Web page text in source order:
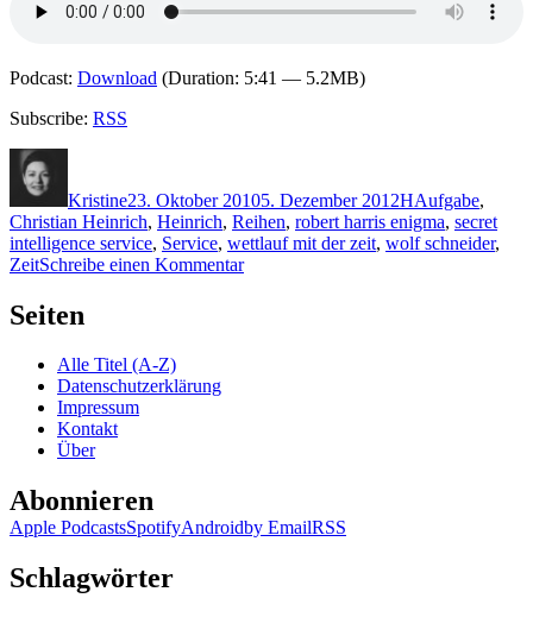
Podcast: Download (Duration: 5:41 — 5.2MB)
Subscribe: RSS
Kristine23. Oktober 20105. Dezember 2012HAufgabe,
Christian Heinrich, Heinrich, Reihen, robert harris enigma, secret
intelligence service, Service, wettlauf mit der zeit, wolf schneider,
ZeitSchreibe einen Kommentarzu
Seiten
Alle Titel (A-Z)
Datenschutzerklärung
Impressum
Kontakt
Über
Abonnieren
Apple PodcastsSpotifyAndroidby EmailRSS
Schlagwörter